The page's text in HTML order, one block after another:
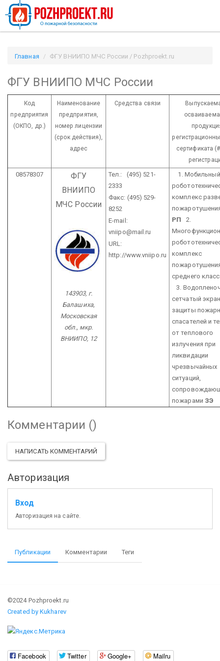
Главная ФГУ ВНИИПО МЧС России / Pozhproekt.ru
ФГУ ВНИИПО МЧС России
Код
предприятия
(ОКПО, др.)
Наименование
предприятия,
номер лицензии
(срок действия),
адрес
Средства связи
сертификата
08578307
ФГУ
ВНИИПО
МЧС России
143903, г.
Балашиха,
Московская
обл., мкр.
ВНИИПО, 12
Тел.: (495) 521-
2333
Факс: (495) 529-
8252
E-mail:
vniipo@mail.ru
URL:
http://www.vniipo.ru
1. Мобильный
комплекс
РП
2.
комплекс
среднего
3.
сетчатый
защиты
спасателей и
от теплового
излучения при
ликвидации
чрезвычайных
ситуаций,
пожарами ЗЭ
Комментарии ()
НАПИСАТЬ КОММЕНТАРИЙ
Авторизация
Вход
Авторизация на сайте.
Публикации Комментарии Теги
©2024 Pozhproekt.ru
Created by Kukharev
Facebook Twitter Google+ Mailru